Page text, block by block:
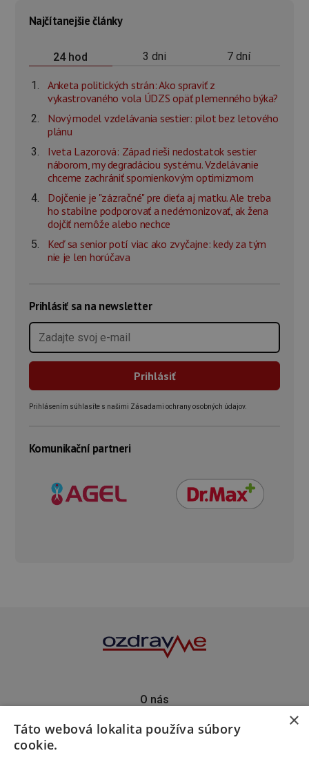
Najčítanejšie články
24 hod 3 dni 7 dní
Anketa politických strán: Ako spraviť z
vykastrovaného vola ÚDZS opäť plemenného býka?
Nový model vzdelávania sestier: pilot bez letového
plánu
Iveta Lazorová: Západ rieši nedostatok sestier
náborom, my degradáciou systému. Vzdelávanie
chceme zachrániť spomienkovým optimizmom
Dojčenie je "zázračné" pre dieťa aj matku. Ale treba
ho stabilne podporovať a nedémonizovať, ak žena
dojčiť nemôže alebo nechce
Keď sa senior potí viac ako zvyčajne: kedy za tým
nie je len horúčava
Prihlásiť sa na newsletter
Prihlásením súhlasíte s našimi Zásadami ochrany osobných údajov.
Komunikační partneri
O nás
Predplatné
×
Táto webová lokalita používa súbory
cookie.